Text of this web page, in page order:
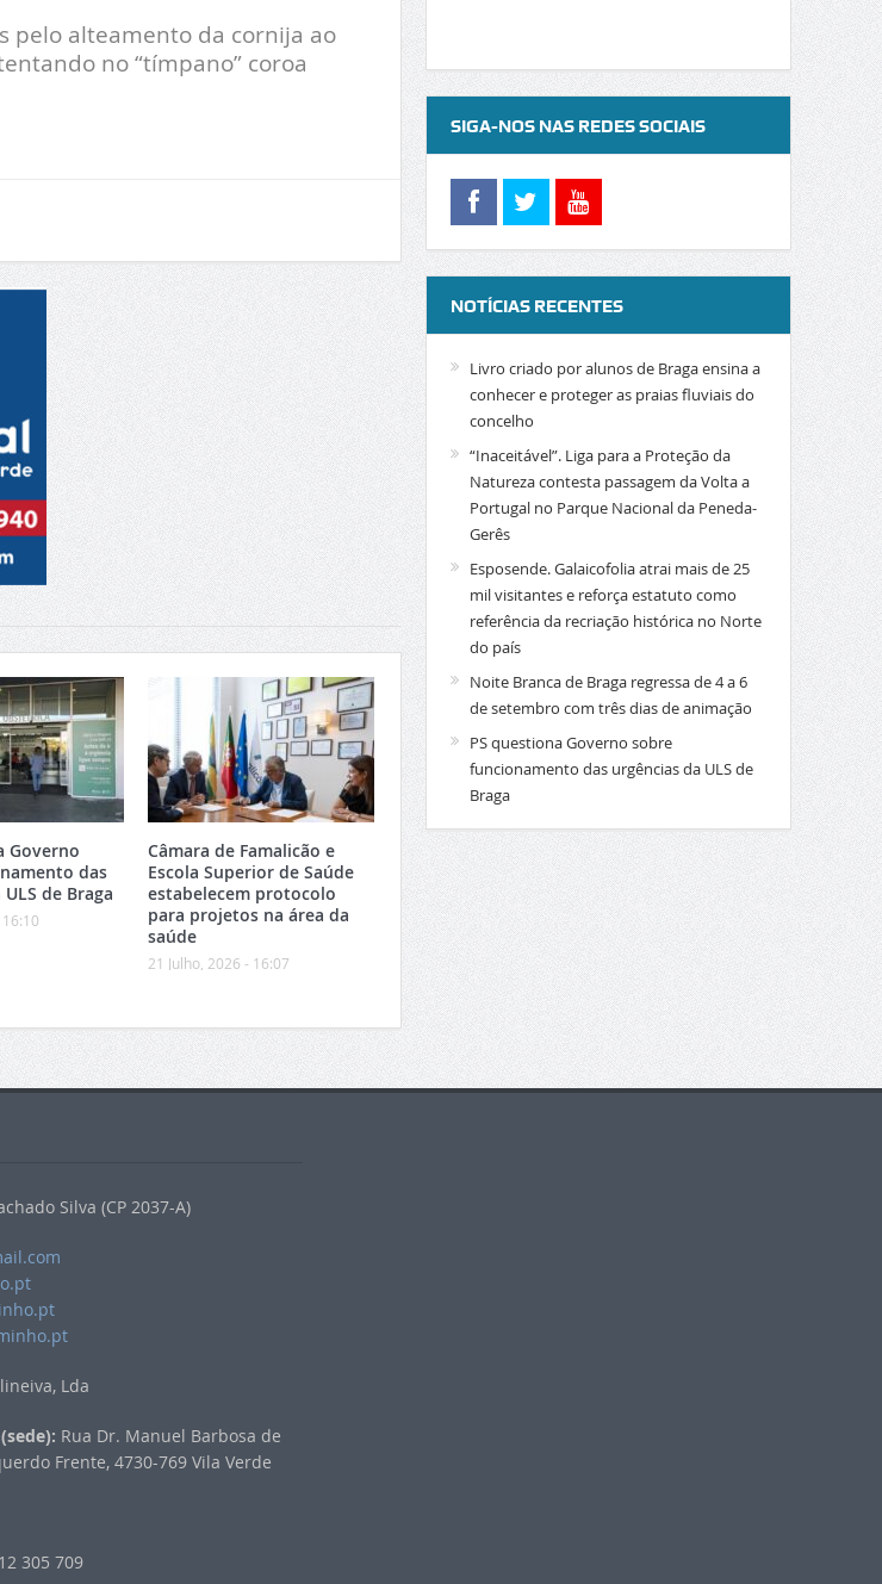
pelo alteamento da cornija ao
no “tímpano” coroa
Governo
das
de Braga
Câmara de Famalicão e
Escola Superior de Saúde
estabelecem protocolo
para projetos na área da
saúde
21 Julho, 2026 - 16:07
SIGA-NOS NAS REDES SOCIAIS
NOTÍCIAS RECENTES
Livro criado por alunos de Braga ensina a
conhecer e proteger as praias fluviais do
concelho
“Inaceitável”. Liga para a Proteção da
Natureza contesta passagem da Volta a
Portugal no Parque Nacional da Peneda-
Gerês
Esposende. Galaicofolia atrai mais de 25
mil visitantes e reforça estatuto como
referência da recriação histórica no Norte
do país
Noite Branca de Braga regressa de 4 a 6
de setembro com três dias de animação
PS questiona Governo sobre
funcionamento das urgências da ULS de
Braga
Silva (CP 2037-A)
Lda
Rua Dr. Manuel Barbosa de
Frente, 4730-769 Vila Verde
305 709